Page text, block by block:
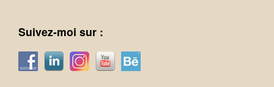
Suivez-moi sur :